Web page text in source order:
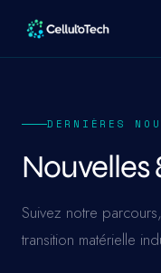
DERNIÈRES
Nouvelles
Suivez notre
transition matérielle